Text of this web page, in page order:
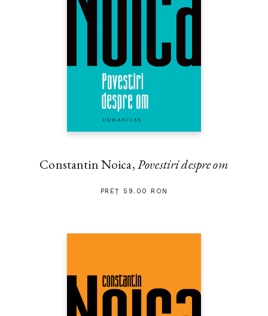
Constantin Noica,Povestiri despre om
PREȚ 59.00 RON